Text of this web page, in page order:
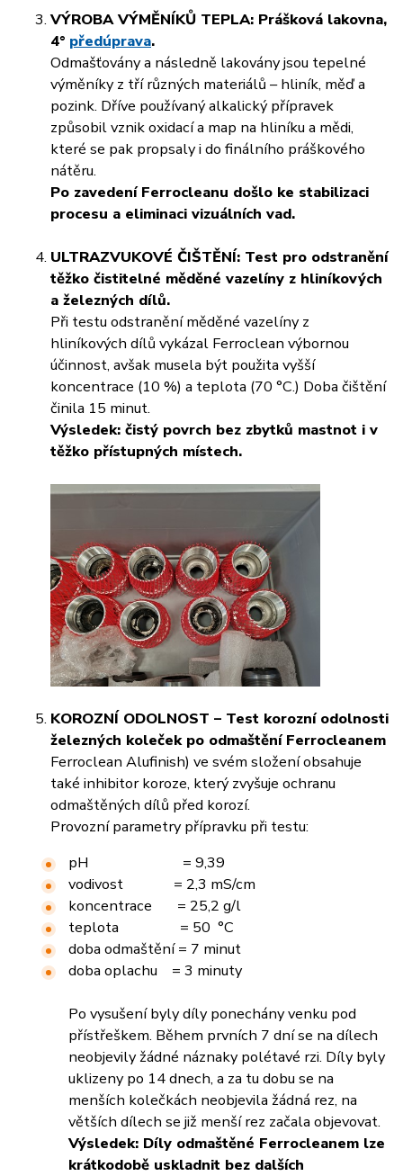
VÝROBA VÝMĚNÍKŮ TEPLA: Prášková lakovna,
4° předúprava.
Odmašťovány a následně lakovány jsou tepelné
výměníky z tří různých materiálů – hliník, měď a
pozink. Dříve používaný alkalický přípravek
způsobil vznik oxidací a map na hliníku a mědi,
které se pak propsaly i do finálního práškového
nátěru.
Po zavedení Ferrocleanu došlo ke stabilizaci
procesu a eliminaci vizuálních vad.
ULTRAZVUKOVÉ ČIŠTĚNÍ: Test pro odstranění
těžko čistitelné měděné vazelíny z hliníkových
a železných dílů.
Při testu odstranění měděné vazelíny z
hliníkových dílů vykázal Ferroclean výbornou
účinnost, avšak musela být použita vyšší
koncentrace (10 %) a teplota (70 °C.) Doba čištění
činila 15 minut.
Výsledek: čistý povrch bez zbytků mastnot i v
těžko přístupných místech.
KOROZNÍ ODOLNOST – Test korozní odolnosti
železných koleček po odmaštění Ferrocleanem
Ferroclean Alufinish) ve svém složení obsahuje
také inhibitor koroze, který zvyšuje ochranu
odmaštěných dílů před korozí.
Provozní parametry přípravku při testu:
pH = 9,39
vodivost = 2,3 mS/cm
koncentrace = 25,2 g/l
teplota = 50 °C
doba odmaštění = 7 minut
doba oplachu = 3 minuty
Po vysušení byly díly ponechány venku pod
přístřeškem. Během prvních 7 dní se na dílech
neobjevily žádné náznaky polétavé rzi. Díly byly
uklizeny po 14 dnech, a za tu dobu se na
menších kolečkách neobjevila žádná rez, na
větších dílech se již menší rez začala objevovat.
Výsledek: Díly odmaštěné Ferrocleanem lze
krátkodobě uskladnit bez dalších